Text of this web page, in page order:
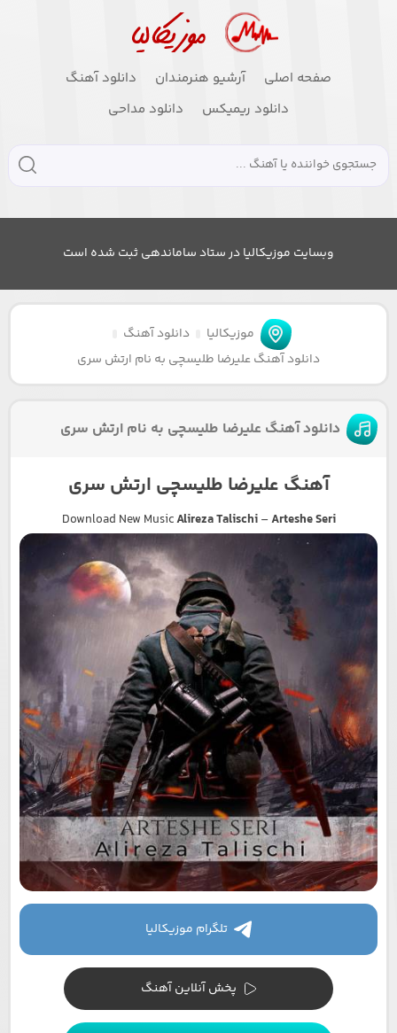
صفحه اصلی آرشیو هنرمندان
دانلود آهنگ
دانلود ریمیکس
دانلود مداحی
وبسایت موزیکالیا در ستاد ساماندهی ثبت شده است
موزیکالیا
دانلود آهنگ
دانلود آهنگ علیرضا طلیسچی به نام ارتش سری
دانلود آهنگ علیرضا طلیسچی به نام ارتش سری
آهنگ علیرضا طلیسچی ارتش سری
Download New MusicAlireza Talischi–Arteshe Seri
تلگرام موزیکالیا
پخش آنلاین آهنگ